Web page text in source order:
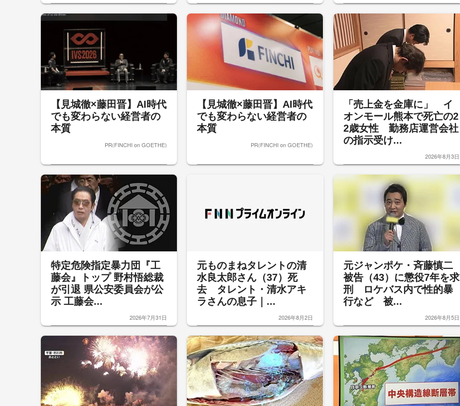
【見城徹×藤田晋】AI時代
でも変わらない経営者の
本質
PR(FINCHI on GOETHE)
【見城徹×藤田晋】AI時代
でも変わらない経営者の
本質
PR(FINCHI on GOETHE)
「売上金を金庫に」 イ
オンモール熊本で死亡の2
2歳女性 勤務店運営会社
の指示受け...
2026年8月3日
特定危険指定暴力団『工
藤会』トップ 野村悟総裁
が引退 県公安委員会が公
示 工藤会...
2026年7月31日
元ものまねタレントの清
水良太郎さん（37）死
去 タレント・清水アキ
ラさんの息子｜...
2026年8月2日
元ジャンポケ・斉藤慎二
被告（43）に懲役7年を求
刑 ロケバス内で性的暴
行など 被...
2026年8月5日